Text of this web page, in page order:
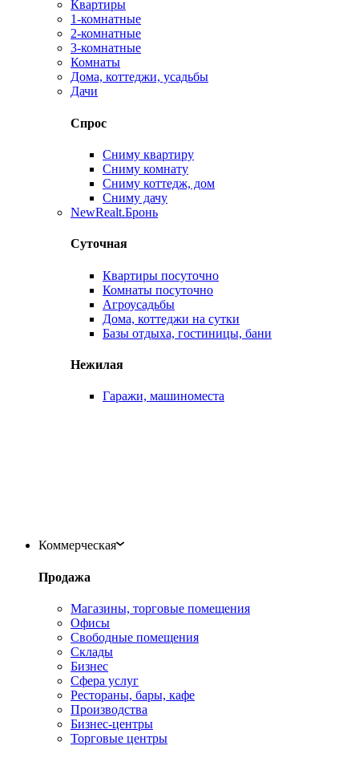
Квартиры
1-комнатные
2-комнатные
3-комнатные
Комнаты
Дома, коттеджи, усадьбы
Дачи
Спрос
Сниму квартиру
Сниму комнату
Сниму коттедж, дом
Сниму дачу
NewRealt.Бронь
Суточная
Квартиры посуточно
Комнаты посуточно
Агроусадьбы
Дома, коттеджи на сутки
Базы отдыха, гостиницы, бани
Нежилая
Гаражи, машиноместа
Коммерческая
Продажа
Магазины, торговые помещения
Офисы
Свободные помещения
Склады
Бизнес
Сфера услуг
Рестораны, бары, кафе
Производства
Бизнес-центры
Торговые центры